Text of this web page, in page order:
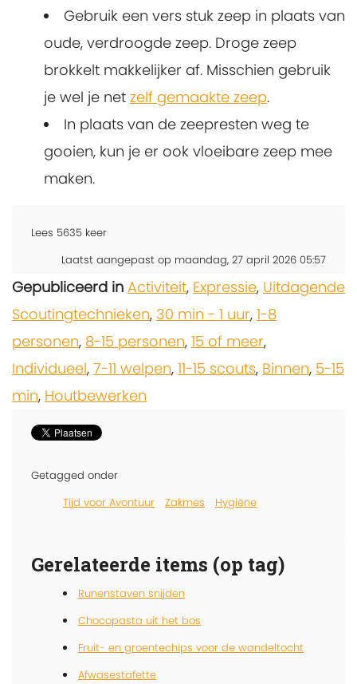
Gebruik een vers stuk zeep in plaats van
oude, verdroogde zeep. Droge zeep
brokkelt makkelijker af. Misschien gebruik
je wel je net zelf gemaakte zeep.
In plaats van de zeepresten weg te
gooien, kun je er ook vloeibare zeep mee
maken.
Lees 5635 keer
Laatst aangepast op maandag, 27 april 2026 05:57
Gepubliceerd in Activiteit, Expressie, Uitdagende
Scoutingtechnieken, 30 min - 1 uur, 1-8
personen, 8-15 personen, 15 of meer,
Individueel, 7-11 welpen, 11-15 scouts, Binnen, 5-15
min, Houtbewerken
Getagged onder
Tijd voor Avontuur
Zakmes Hygiëne
Gerelateerde items (op tag)
Runenstaven snijden
Chocopasta uit het bos
Fruit- en groentechips voor de wandeltocht
Afwasestafette